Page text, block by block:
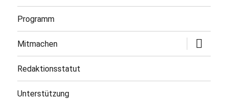
Programm
Mitmachen
öffnen
Redaktionsstatut
Unterstützung